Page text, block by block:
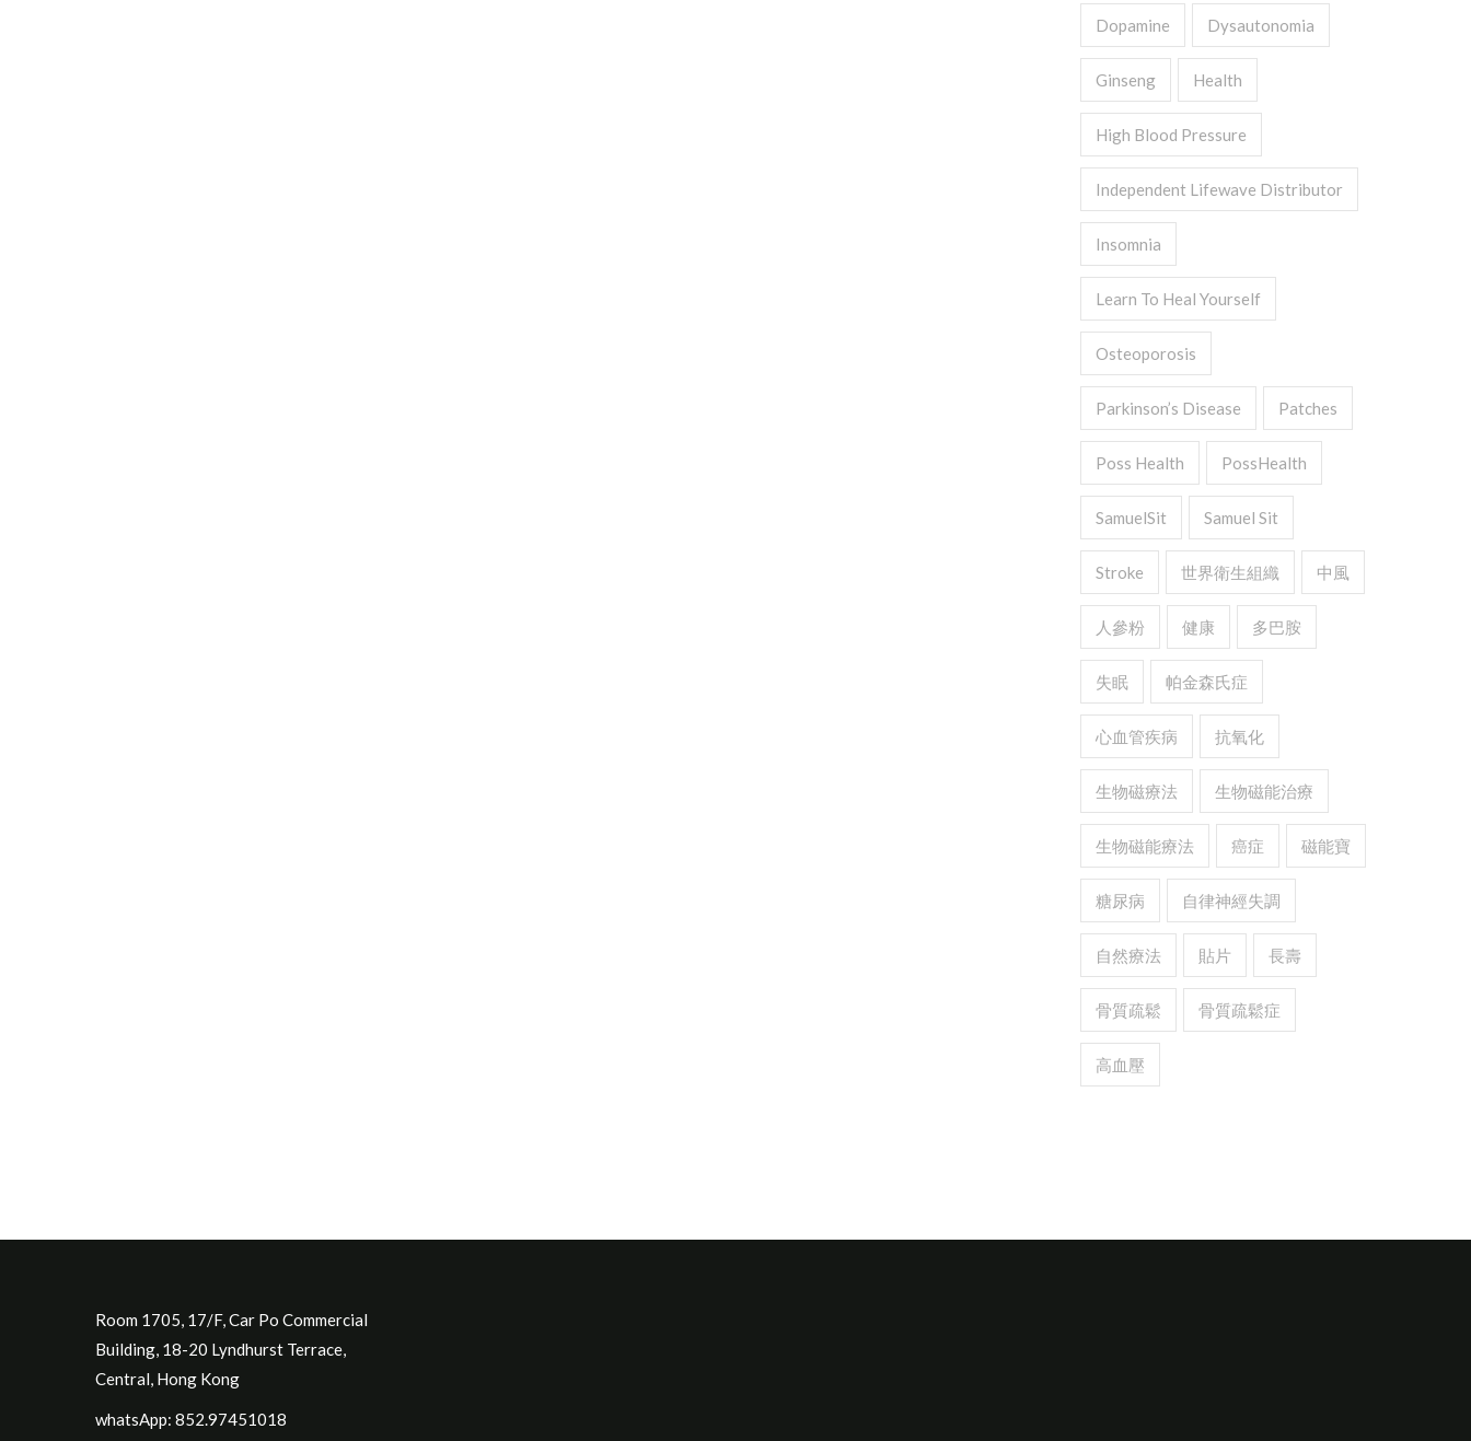
Dopamine Dysautonomia
Ginseng Health
High Blood Pressure
Independent Lifewave Distributor
Insomnia
Learn To Heal Yourself
Osteoporosis
Parkinson’s Disease Patches
Poss Health PossHealth
SamuelSit Samuel Sit
Stroke 世界衛生組織 中風
人參粉 健康 多巴胺
失眠 帕金森氏症
心血管疾病 抗氧化
生物磁療法 生物磁能治療
生物磁能療法 癌症 磁能寶
糖尿病 自律神經失調
自然療法 貼片 長壽
骨質疏鬆 骨質疏鬆症
高血壓
Room 1705, 17/F, Car Po Commercial
Building, 18-20 Lyndhurst Terrace,
Central, Hong Kong
whatsApp: 852.97451018